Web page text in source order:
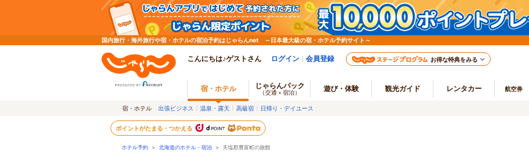
国内旅行・海外旅行や宿・ホテルの宿泊予約はじゃらんnet ～日本最大級の宿・ホテル予約サイト～
こんにちは♪ゲストさん ログイン 会員登録 お得な特典をみる
宿・ホテル じゃらんパック
（交通＋宿泊） 遊び・体験 観光ガイド レンタカー 航空券
宿・ホテル 出張ビジネス 温泉・露天 高級宿 日帰り・デイユース
ポイントがたまる・つかえる
ホテル予約 > 北海道のホテル・宿泊 > 天塩郡豊富町の旅館